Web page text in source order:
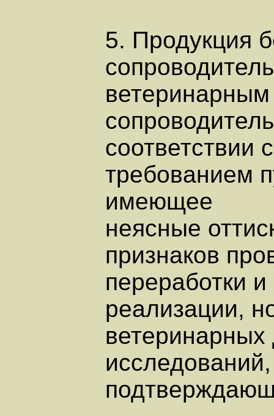
5. Продукция
ветеринарным
соответствии с
требованием
имеющее
неясные
признаков
переработки и
реализации,
ветеринарных
исследований,